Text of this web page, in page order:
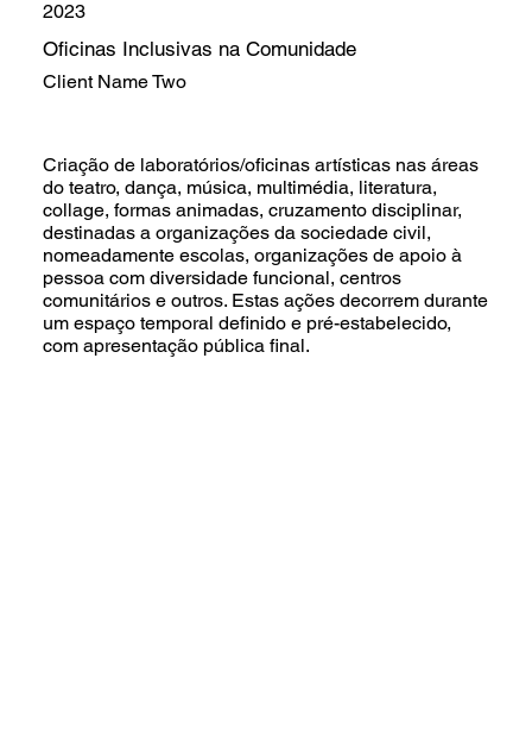
Client Name Two
Oficinas Inclusivas na Comunidade
2023
Criação de laboratórios/oficinas artísticas nas áreas
do teatro, dança, música, multimédia, literatura,
collage, formas animadas, cruzamento disciplinar,
destinadas a organizações da sociedade civil,
nomeadamente escolas, organizações de apoio à
pessoa com diversidade funcional, centros
comunitários e outros. Estas ações decorrem durante
um espaço temporal definido e pré-estabelecido,
com apresentação pública final.